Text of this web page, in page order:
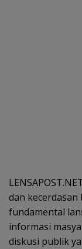
dan
fundamental
informasi
diskusi publik